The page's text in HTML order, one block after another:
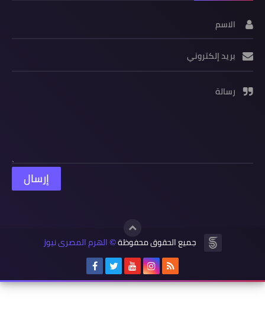
الاسم
بريد إلكتروني
رسالة
جميع الحقوق محفوظة© الهرم المصرى نيوز